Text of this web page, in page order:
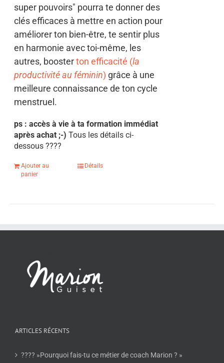
super pouvoirs" pourra te donner des
clés efficaces à mettre en action pour
améliorer ton bien-être, te sentir plus
en harmonie avec toi-même, les
autres, boosterton efficacité (la
productivité au féminin) grâce à une
meilleure connaissance de ton cycle
menstruel.
ps : accès à vie à ta formation immédiat
après achat ;-)Tous les détails ci-
dessous????
Ajouter au
panier
Détails
ARTICLES RÉCENTS
???? »Pourquoi fais-tu ce métier de coach Marion ? »